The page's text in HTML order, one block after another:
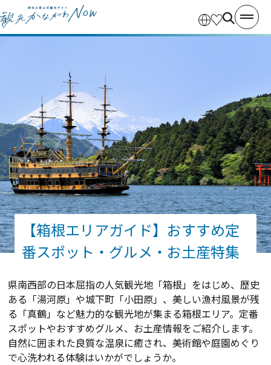
【箱根エリアガイド】おすすめ定
番スポット・グルメ・お土産特集
県南西部の日本屈指の人気観光地「箱根」をはじめ、歴史
ある「湯河原」や城下町「小田原」、美しい漁村風景が残
る「真鶴」など魅力的な観光地が集まる箱根エリア。定番
スポットやおすすめグルメ、お土産情報をご紹介します。
自然に囲まれた良質な温泉に癒され、美術館や庭園めぐり
で心洗われる体験はいかがでしょうか。